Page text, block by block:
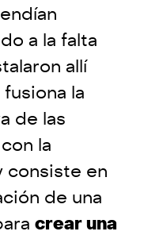
a la falta
allí
la
de las
la
consiste en
de una
crear una